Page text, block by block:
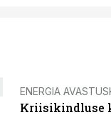
ENERGIA
Kriisikindluse